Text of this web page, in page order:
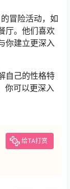
冒险活动，如
厅。他们喜欢
你建立更深入
自己的性格特
可以更深入
给TA打赏